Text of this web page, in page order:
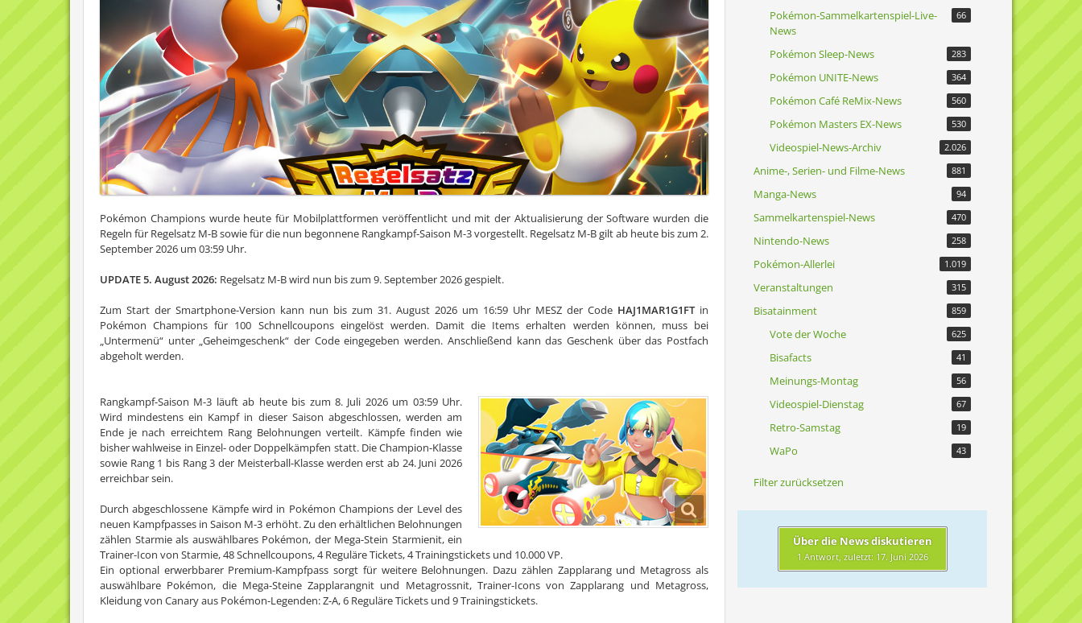
Pokémon Champions wurde heute für Mobilplattformen veröffentlicht und mit der Aktualisierung der Software wurden die
Regeln für Regelsatz M-B sowie für die nun begonnene Rangkampf-Saison M-3 vorgestellt. Regelsatz M-B gilt ab heute bis zum 2.
September 2026 um 03:59 Uhr.
UPDATE 5. August 2026: Regelsatz M-B wird nun bis zum 9. September 2026 gespielt.
Zum Start der Smartphone-Version kann nun bis zum 31. August 2026 um 16:59 Uhr MESZ der Code HAJ1MAR1G1FTin
Pokémon Champions für 100 Schnellcoupons eingelöst werden. Damit die Items erhalten werden können, muss bei
„Untermenü“ unter „Geheimgeschenk“ der Code eingegeben werden. Anschließend kann das Geschenk über das Postfach
abgeholt werden.
Rangkampf-Saison M-3 läuft ab heute bis zum 8. Juli 2026 um 03:59 Uhr.
Wird mindestens ein Kampf in dieser Saison abgeschlossen, werden am
Ende je nach erreichtem Rang Belohnungen verteilt. Kämpfe finden wie
bisher wahlweise in Einzel- oder Doppelkämpfen statt. Die Champion-Klasse
sowie Rang 1 bis Rang 3 der Meisterball-Klasse werden erst ab 24. Juni 2026
erreichbar sein.
Durch abgeschlossene Kämpfe wird in Pokémon Champions der Level des
neuen Kampfpasses in Saison M-3 erhöht. Zu den erhältlichen Belohnungen
zählen Starmie als auswählbares Pokémon, der Mega-Stein Starmienit, ein
Trainer-Icon von Starmie, 48 Schnellcoupons, 4 Reguläre Tickets, 4 Trainingstickets und 10.000 VP.
Ein optional erwerbbarer Premium-Kampfpass sorgt für weitere Belohnungen. Dazu zählen Zapplarang und Metagross als
auswählbare Pokémon, die Mega-Steine Zapplarangnit und Metagrossnit, Trainer-Icons von Zapplarang und Metagross,
Kleidung von Canary aus Pokémon-Legenden: Z-A, 6 Reguläre Tickets und 9 Trainingstickets.
Pokémon-Sammelkartenspiel-Live-
News
66
Pokémon Sleep-News 283
Pokémon UNITE-News 364
Pokémon Café ReMix-News 560
Pokémon Masters EX-News 530
Videospiel-News-Archiv 2.026
Anime-, Serien- und Filme-News 881
Manga-News 94
Sammelkartenspiel-News 470
Nintendo-News 258
Pokémon-Allerlei 1.019
Veranstaltungen 315
Bisatainment 859
Vote der Woche 625
Bisafacts 41
Meinungs-Montag 56
Videospiel-Dienstag 67
Retro-Samstag 19
WaPo 43
Filter zurücksetzen
Über die News diskutieren
1 Antwort, zuletzt: 17. Juni 2026